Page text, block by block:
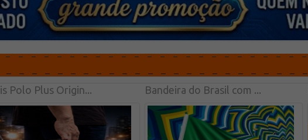
Polo Plus Origin... Bandeira do Brasil com ...